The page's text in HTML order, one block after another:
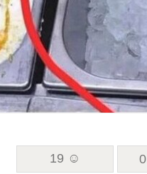
19 ☺ 0